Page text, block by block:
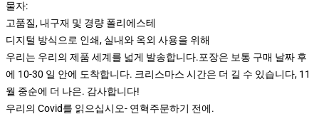
물자:
고품질, 내구재 및 경량 폴리에스테
디지털 방식으로 인쇄, 실내와 옥외 사용을 위해
우리는 우리의 제품 세계를 넓게 발송합니다.포장은 보통 구매 날짜 후
에 10-30 일 안에 도착합니다. 크리스마스 시간은 더 길 수 있습니다, 11
월 중순에 더 나은. 감사합니다!
우리의 Covid를 읽으십시오- 연혁주문하기 전에.